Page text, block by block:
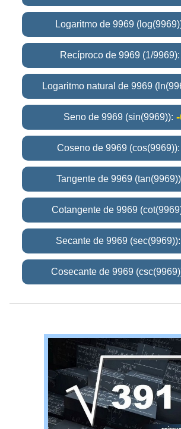
Logaritmo de 9969
Recíproco de 9969 (1/9969):
Logaritmo natural de 9969
Seno de 9969 (sin(9969)):
Coseno de 9969 (cos(9969)):
Tangente de 9969
Cotangente de 9969
Secante de 9969 (sec(9969)):
Cosecante de 9969